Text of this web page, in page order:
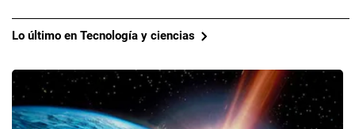
Lo último en Tecnología y ciencias